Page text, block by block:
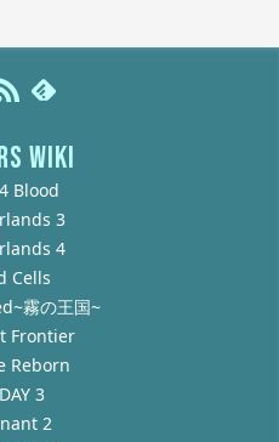
WIKI
Blood
3
4
Cells
霧の王国~
Frontier
Reborn
3
2